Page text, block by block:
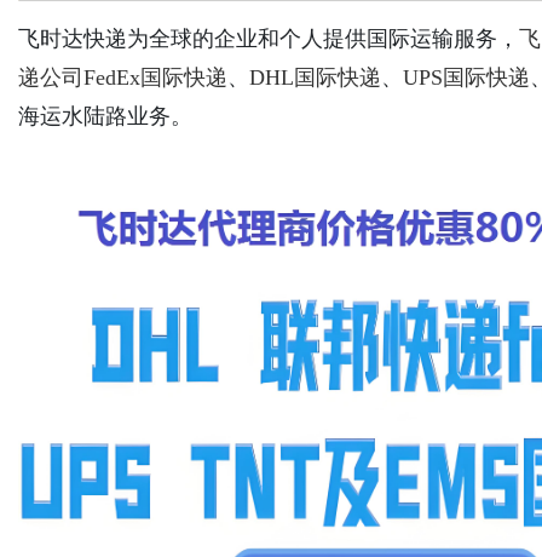
飞时达快递为全球的企业和个人提供国际运输服务，
递公司 FedEx国际快递 、 DHL国际快递 、 UPS国际快递
海运水陆路业务。